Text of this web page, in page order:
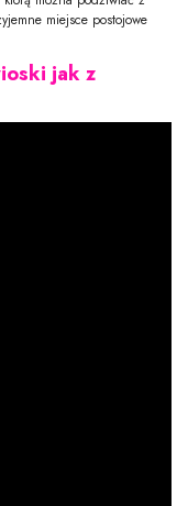
miejsce postojowe
jak z